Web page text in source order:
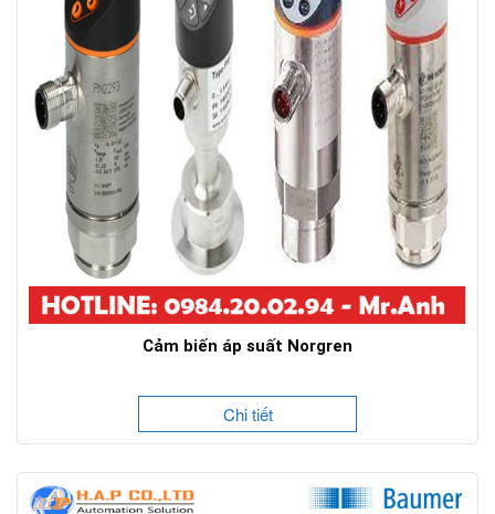
Cảm biến áp suất Norgren
Chi tiết